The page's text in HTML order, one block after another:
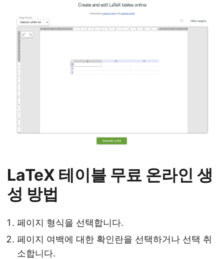
LaTeX 테이블 무료 온라인 생
성 방법
페이지 형식을 선택합니다.
페이지 여백에 대한 확인란을 선택하거나 선택 취
소합니다.